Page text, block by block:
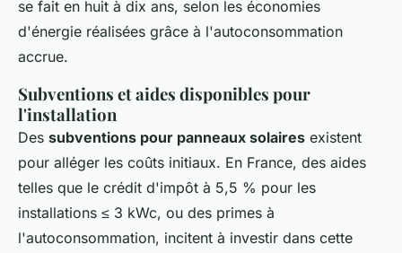
se fait en huit à dix ans, selon les économies
d'énergie réalisées grâce à l'autoconsommation
accrue.
Subventions et aides disponibles pour
l'installation
Des subventions pour panneaux solaires existent
pour alléger les coûts initiaux. En France, des aides
telles que le crédit d'impôt à 5,5 % pour les
installations ≤ 3 kWc, ou des primes à
l'autoconsommation, incitent à investir dans cette